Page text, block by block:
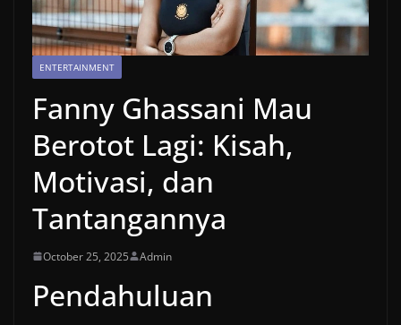
ENTERTAINMENT
Fanny Ghassani Mau
Berotot Lagi: Kisah,
Motivasi, dan
Tantangannya
October 25, 2025 Admin
Pendahuluan